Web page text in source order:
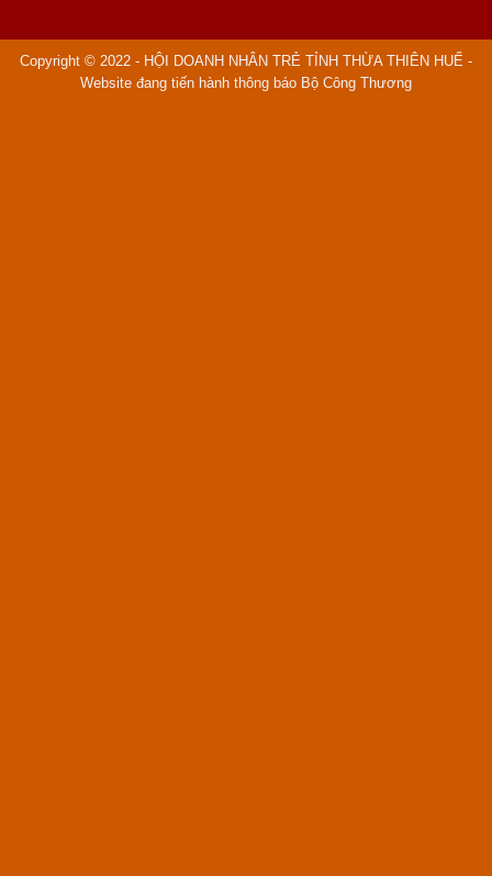
Copyright © 2022 - HỘI DOANH NHÂN TRẺ TỈNH THỪA THIÊN HUẾ -
Website đang tiến hành thông báo Bộ Công Thương